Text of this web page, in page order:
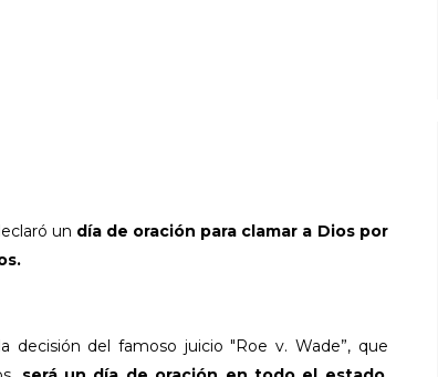
un día de oración para clamar a Dios por
decisión del famoso juicio "Roe v. Wade”, que